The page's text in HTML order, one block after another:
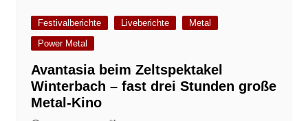
Festivalberichte Liveberichte
Metal
Power Metal
Avantasia beim Zeltspektakel
Winterbach – fast drei Stunden große
Metal-Kino